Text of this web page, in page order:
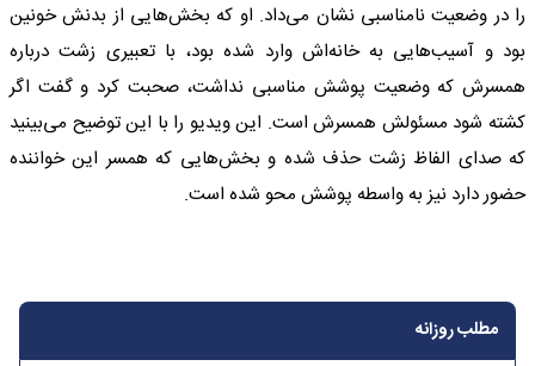
را در وضعیت نامناسبی نشان می‌داد. او که بخش‌هایی از بدنش خونین
بود و آسیب‌هایی به خانه‌اش وارد شده بود، با تعبیری زشت درباره
همسرش که وضعیت پوشش مناسبی نداشت، صحبت کرد و گفت اگر
کشته شود مسئولش همسرش است. این ویدیو را با این توضیح می‌بینید
که صدای الفاظ زشت حذف شده و بخش‌هایی که همسر این خواننده
حضور دارد نیز به واسطه پوشش محو شده است.
مطلب روزانه